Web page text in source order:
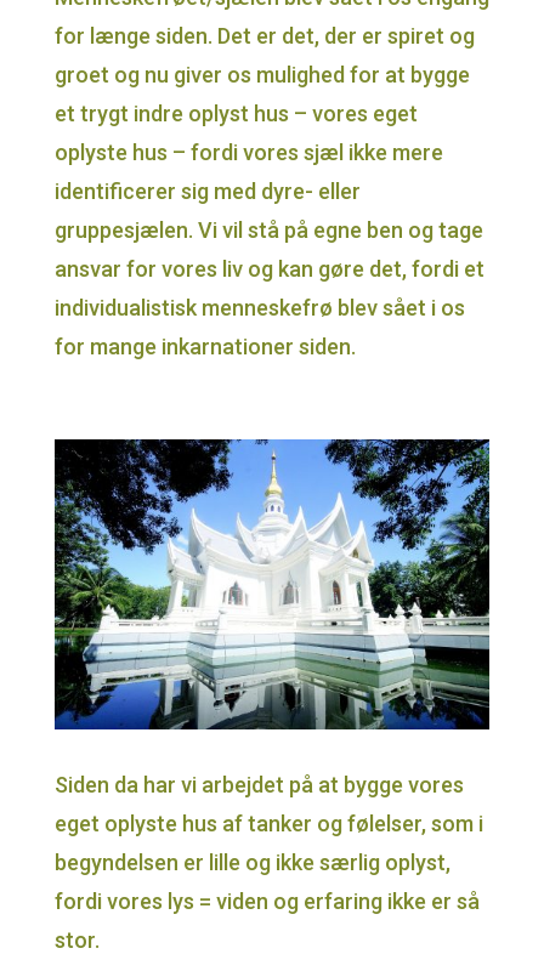
for længe siden. Det er det, der er spiret og
groet og nu giver os mulighed for at bygge
et trygt indre oplyst hus – vores eget
oplyste hus – fordi vores sjæl ikke mere
identificerer sig med dyre- eller
gruppesjælen. Vi vil stå på egne ben og tage
ansvar for vores liv og kan gøre det, fordi et
individualistisk menneskefrø blev sået i os
for mange inkarnationer siden.
Siden da har vi arbejdet på at bygge vores
eget oplyste hus af tanker og følelser, som i
begyndelsen er lille og ikke særlig oplyst,
fordi vores lys = viden og erfaring ikke er så
stor.